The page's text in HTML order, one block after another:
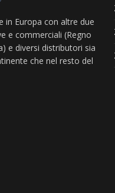
in Europa con altre due
e commerciali (Regno
e diversi distributori sia
che nel resto del